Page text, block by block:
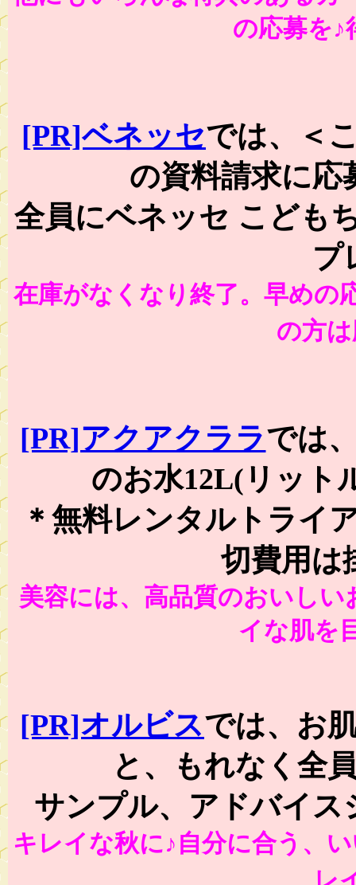
の応募を♪
[PR]ベネッセでは、＜
の資料請求に応
全員にベネッセ こども
プ
在庫がなくなり終了。早めの
の方
[PR]アクアクララでは
のお水12L(リット
＊無料レンタルトライ
切費用は
美容には、高品質のおいし
イな肌を
[PR]オルビスでは、お
と、もれなく全
サンプル、アドバイ
キレイな秋に♪自分に合う、